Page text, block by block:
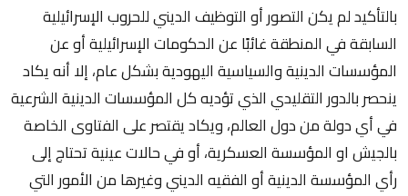
بالتأكيد لم يكن التصور أو التوظيف الديني للحروب الإسرائيلية
السابقة في المنطقة غائبًا عن الحكومات الإسرائيلية أو عن
المؤسسات الدينية والسياسية اليهودية بشكل عام، إلا أنه يكاد
ينحصر بالدور التقليدي الذي تؤديه كل المؤسسات الدينية الشرعية
في أي دولة من دول العالم، ويكاد يقتصر على الفتاوى الخاصة
بالجيش او المؤسسة العسكرية، أو في حالات عينية تحتاج إلى
رأي المؤسسة الدينية أو الفقيه الديني وغيرها من الأمور التي